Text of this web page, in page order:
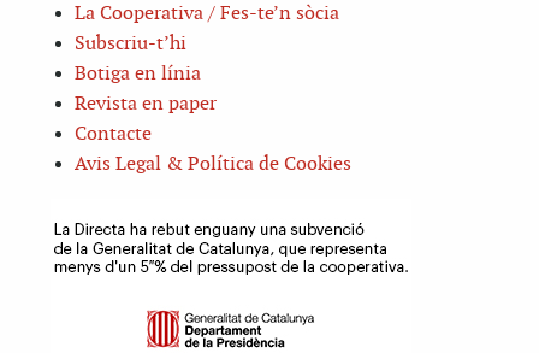
La Cooperativa / Fes-te’n sòcia
Subscriu-t’hi
Botiga en línia
Revista en paper
Contacte
Avis Legal & Política de Cookies